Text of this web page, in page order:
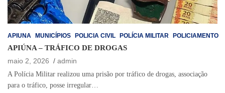
APIUNA MUNICÍPIOS POLICIA CIVIL POLÍCIA MILITAR POLICIAMENTO
APIÚNA – TRÁFICO DE DROGAS
maio 2, 2026
admin
A Polícia Militar realizou uma prisão por tráfico de drogas, associação
para o tráfico, posse irregular…